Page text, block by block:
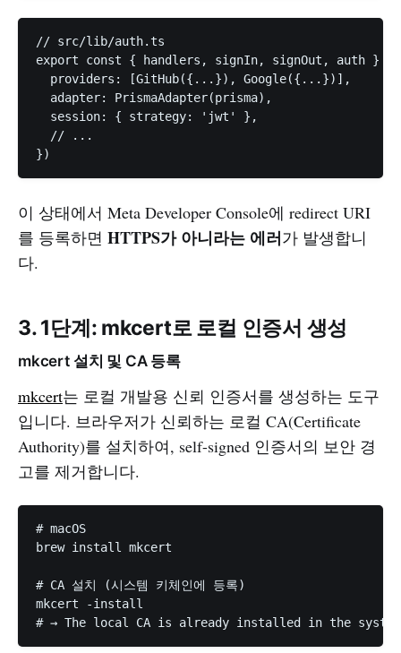
// src/lib/auth.ts
export const { handlers, signIn, signOut, auth } =
  providers: [GitHub({...}), Google({...})],
  adapter: PrismaAdapter(prisma),
  session: { strategy: 'jwt' },
  // ...
이 상태에서 Meta Developer Console에 redirect URI
를 등록하면 HTTPS가 아니라는 에러가 발생합니
다.
3. 1단계: mkcert로 로컬 인증서 생성
mkcert 설치 및 CA 등록
mkcert는 로컬 개발용 신뢰 인증서를 생성하는 도구
입니다. 브라우저가 신뢰하는 로컬 CA(Certificate
Authority)를 설치하여, self-signed 인증서의 보안 경
고를 제거합니다.
# macOS
brew install mkcert
# CA 설치 (시스템 키체인에 등록)
mkcert -install